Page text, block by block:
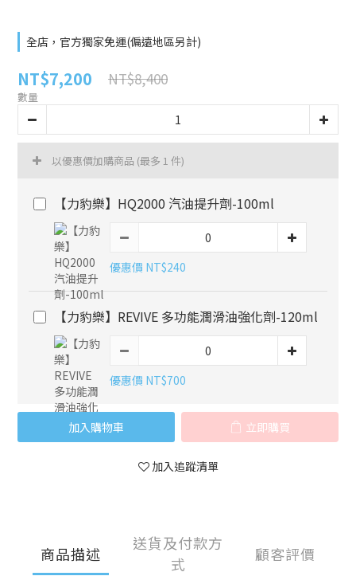
全店，官方獨家免運(偏遠地區另計)
NT$7,200 NT$8,400
數量
以優惠價加購商品 (最多 1 件)
【力豹樂】HQ2000 汽油提升劑-100ml
優惠價 NT$240
【力豹樂】REVIVE 多功能潤滑油強化劑-120ml
優惠價 NT$700
加入購物車 立即購買
加入追蹤清單
商品描述
送貨及付款方
式
顧客評價